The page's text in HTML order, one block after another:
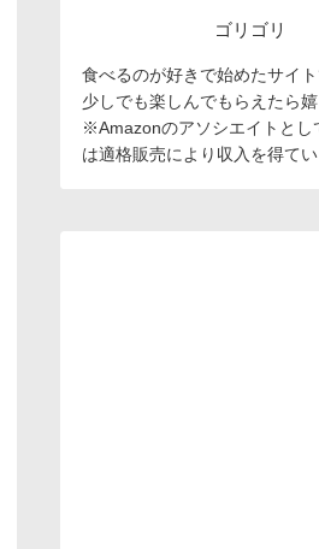
ゴリゴリ
食べるのが好きで始めたサイ
少しでも楽しんでもらえたら嬉
※Amazonのアソシエイトとし
は適格販売により収入を得てい